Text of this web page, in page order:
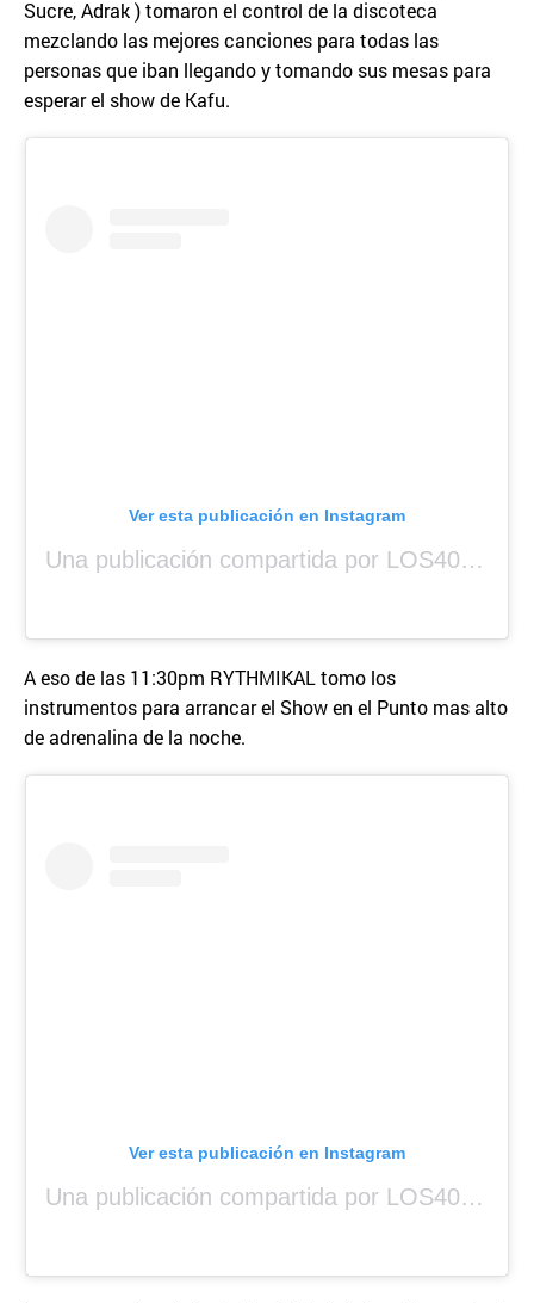
Sucre, Adrak ) tomaron el control de la discoteca
mezclando las mejores canciones para todas las
personas que iban llegando y tomando sus mesas para
esperar el show de Kafu.
Ver esta publicación en Instagram
Una publicación compartida por LOS40 Panamá (@los40panama)
A eso de las 11:30pm RYTHMIKAL tomo los
instrumentos para arrancar el Show en el Punto mas alto
de adrenalina de la noche.
Ver esta publicación en Instagram
Una publicación compartida por LOS40 Panamá (@los40panama)